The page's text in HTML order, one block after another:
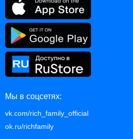
Мы в соцсетях:
vk.com/rich_family_official
ok.ru/richfamily